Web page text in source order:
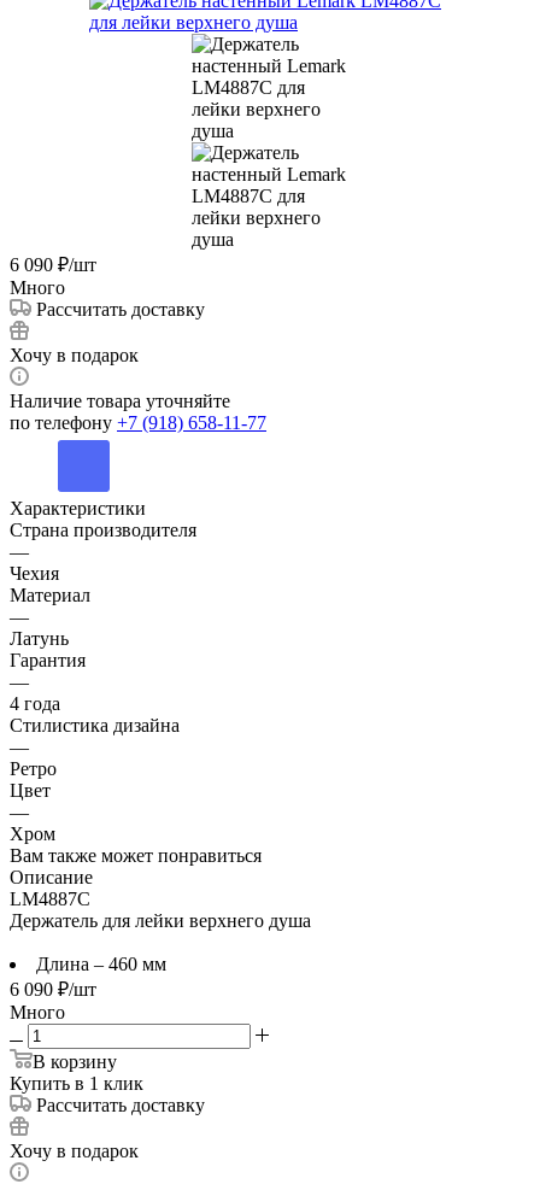
6 090
Много
Рассчитать доставку
Наличие товара уточняйте
по телефону+7 (918) 658-11-77
Характеристики
Страна производителя
—
Чехия
Материал
—
Латунь
Гарантия
—
4 года
Стилистика дизайна
—
Ретро
Цвет
—
Вам также может понравиться
Описание
LM4887C
Держатель для лейки верхнего душа
Длина – 460 мм
6 090₽/шт
Много